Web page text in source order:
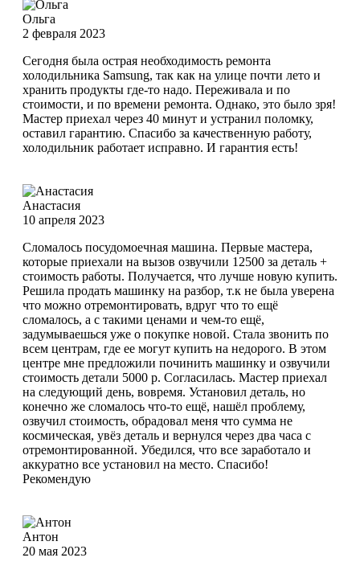
Ольга
2 февраля 2023
Сегодня была острая необходимость ремонта
холодильника Samsung, так как на улице почти лето и
хранить продукты где-то надо. Переживала и по
стоимости, и по времени ремонта. Однако, это было зря!
Мастер приехал через 40 минут и устранил поломку,
оставил гарантию. Спасибо за качественную работу,
холодильник работает исправно. И гарантия есть!
Анастасия
10 апреля 2023
Сломалось посудомоечная машина. Первые мастера,
которые приехали на вызов озвучили 12500 за деталь +
стоимость работы. Получается, что лучше новую купить.
Решила продать машинку на разбор, т.к не была уверена
что можно отремонтировать, вдруг что то ещё
сломалось, а с такими ценами и чем-то ещё,
задумываешься уже о покупке новой. Стала звонить по
всем центрам, где ее могут купить на недорого. В этом
центре мне предложили починить машинку и озвучили
стоимость детали 5000 р. Согласилась. Мастер приехал
на следующий день, вовремя. Установил деталь, но
конечно же сломалось что-то ещё, нашёл проблему,
озвучил стоимость, обрадовал меня что сумма не
космическая, увёз деталь и вернулся через два часа с
отремонтированной. Убедился, что все заработало и
аккуратно все установил на место. Спасибо!
Рекомендую
Антон
20 мая 2023